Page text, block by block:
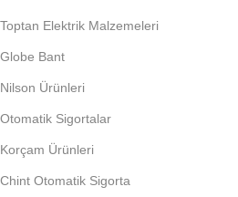
Toptan Elektrik Malzemeleri
Globe Bant
Nilson Ürünleri
Otomatik Sigortalar
Korçam Ürünleri
Chint Otomatik Sigorta